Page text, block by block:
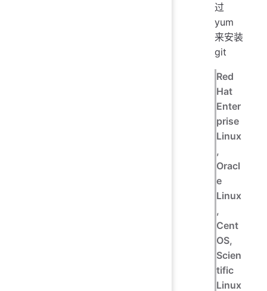
过
yum
来安装
git
Red
Hat
Enter
prise
Linux
,
Oracl
e
Linux
,
Cent
OS,
Scien
tific
Linux